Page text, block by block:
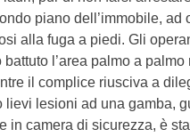
piano dell’immobile, ad
alla fuga a piedi. Gli
l’area palmo a
il complice riusciva a
lesioni ad una gamba,
in camera di sicurezza, è